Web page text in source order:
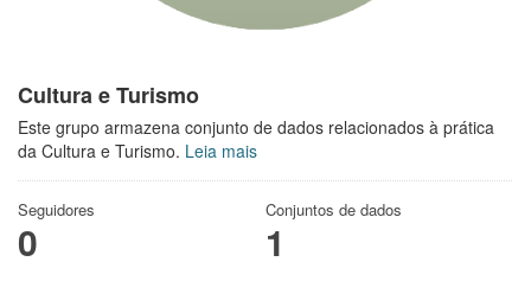
Cultura e Turismo
Este grupo armazena conjunto de dados relacionados à prática
da Cultura e Turismo. Leia mais
Seguidores
0
Conjuntos de dados
1